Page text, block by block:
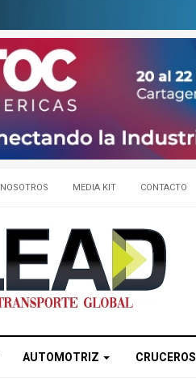
NOSOTROS MEDIA KIT CONTACTO
AUTOMOTRIZ CRUCEROS